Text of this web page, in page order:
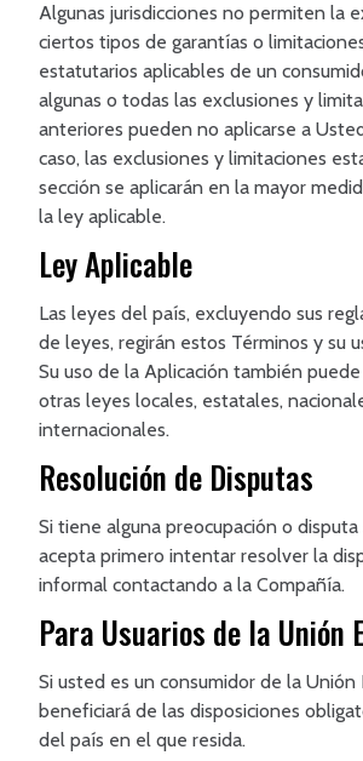
Algunas jurisdicciones no permiten la
ciertos tipos de garantías o
estatutarios aplicables de un
algunas o todas las exclusiones y
anteriores pueden no aplicarse a
caso, las exclusiones y limitaciones
sección se aplicarán en la mayor
la ley aplicable.
Ley Aplicable
Las leyes del país, excluyendo sus
de leyes, regirán estos Términos y su
Su uso de la Aplicación también
otras leyes locales, estatales,
internacionales.
Resolución de Disputas
Si tiene alguna preocupación o
acepta primero intentar resolver la
informal contactando a la Compañía.
Para Usuarios de la Unión
Si usted es un consumidor de la Unión
beneficiará de las disposiciones
del país en el que resida.